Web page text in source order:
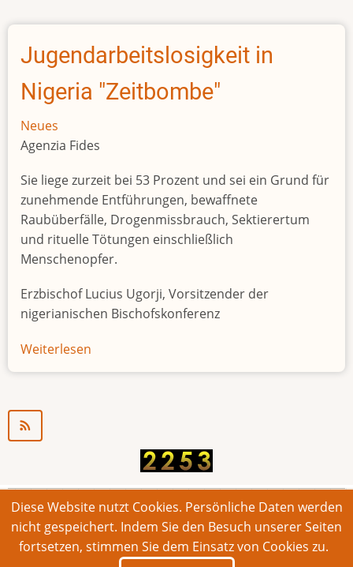
Größe
Jugendarbeitslosigkeit in
Nigeria "Zeitbombe"
Neues
Agenzia Fides
Sie liege zurzeit bei 53 Prozent und sei ein Grund für
zunehmende Entführungen, bewaffnete
Raubüberfälle, Drogenmissbrauch, Sektierertum
und rituelle Tötungen einschließlich
Menschenopfer.
Erzbischof Lucius Ugorji, Vorsitzender der
nigerianischen Bischofskonferenz
Weiterlesen
Jugendarbeitslosigkeit
© 2026 Bonner Aufruf. Alle Rechte vorbehalten.
Footer
Impressum Kontakt Intern
Diese Website nutzt Cookies. Persönliche Daten werden
nicht gespeichert. Indem Sie den Besuch unserer Seiten
fortsetzen, stimmen Sie dem Einsatz von Cookies zu.